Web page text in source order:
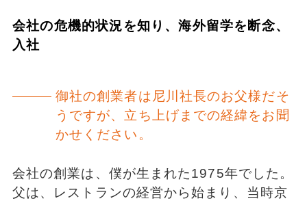
会社の危機的状況を知り、海外留学を断念、
入社
御社の創業者は尼川社長のお父様だそ
うですが、立ち上げまでの経緯をお聞
かせください。
会社の創業は、僕が生まれた1975年でした。
父は、レストランの経営から始まり、当時京